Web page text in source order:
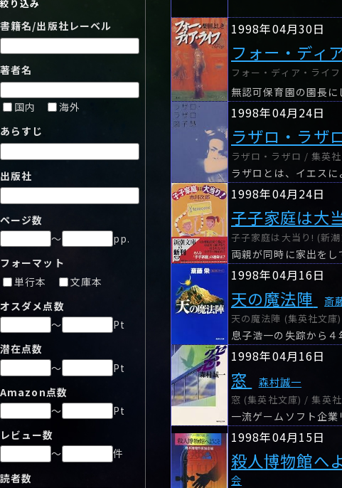
絞り込み
書籍名/出版社レーベル
著者名
国内
海外
あらすじ
出版社
ページ数
～
pp.
フォーマット
単行本
文庫本
オスダメ点数
～
Pt
潜在点数
～
Pt
Amazon点数
～
Pt
レビュー数
～
件
読者数
1998年04月30日
フォー・ディ
フォー・ディア・ライ
無認可保育園の園長に
1998年04月24日
ラザロ・ラザ
ラザロ・ラザロ / 集英社
ラザロとは、イエスに
1998年04月24日
子子家庭は大
子子家庭は大当り! (新
1998年04月16日
天の魔法陣 斎
天の魔法陣 (集英社文
1998年04月16日
窓 森村誠一
窓 (集英社文庫) / 集英社
1998年04月15日
殺人博物館へ
会